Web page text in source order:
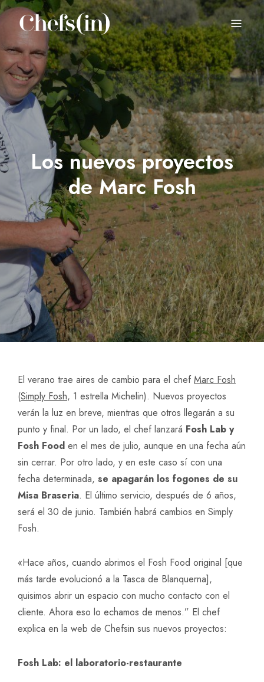
CHEFS(IN)
Local Gastronomy Adventures
Los nuevos proyectos
de Marc Fosh
El verano trae aires de cambio para el chef Marc Fosh
(Simply Fosh, 1 estrella Michelin). Nuevos proyectos
verán la luz en breve, mientras que otros llegarán a su
punto y final. Por un lado, el chef lanzará Fosh Lab y
Fosh Food en el mes de julio, aunque en una fecha aún
sin cerrar. Por otro lado, y en este caso sí con una
fecha determinada, se apagarán los fogones de su
Misa Braseria. El último servicio, después de 6 años,
será el 30 de junio. También habrá cambios en Simply
Fosh.
«Hace años, cuando abrimos el Fosh Food original [que
más tarde evolucionó a la Tasca de Blanquerna],
quisimos abrir un espacio con mucho contacto con el
cliente. Ahora eso lo echamos de menos.” El chef
explica en la web de Chefsin sus nuevos proyectos:
Fosh Lab: el laboratorio-restaurante